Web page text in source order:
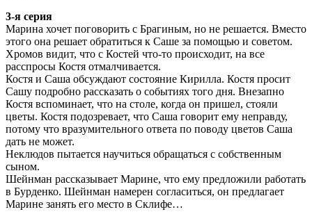
3-я серия
Марина хочет поговорить с Брагиным, но не решается. Вместо
этого она решает обратиться к Саше за помощью и советом.
Хромов видит, что с Костей что-то происходит, на все
расспросы Костя отмалчивается.
Костя и Саша обсуждают состояние Кирилла. Костя просит
Сашу подробно рассказать о событиях того дня. Внезапно
Костя вспоминает, что на столе, когда он пришел, стояли
цветы. Костя подозревает, что Саша говорит ему неправду,
потому что вразумительного ответа по поводу цветов Саша
дать не может.
Неклюдов пытается научиться обращаться с собственным
сыном.
Шейнман рассказывает Марине, что ему предложили работать
в Бурденко. Шейнман намерен согласиться, он предлагает
Марине занять его место в Склифе…